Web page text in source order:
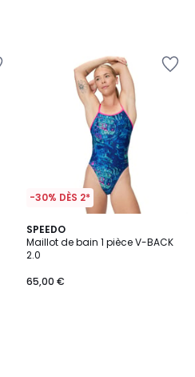
-30% DÈS 2*
SPEEDO
Maillot de bain 1 pièce V-BACK
2.0
65,00 €